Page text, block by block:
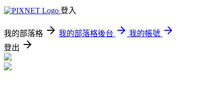
登入
我的部落格 我的部落格後台
我的帳號
登出